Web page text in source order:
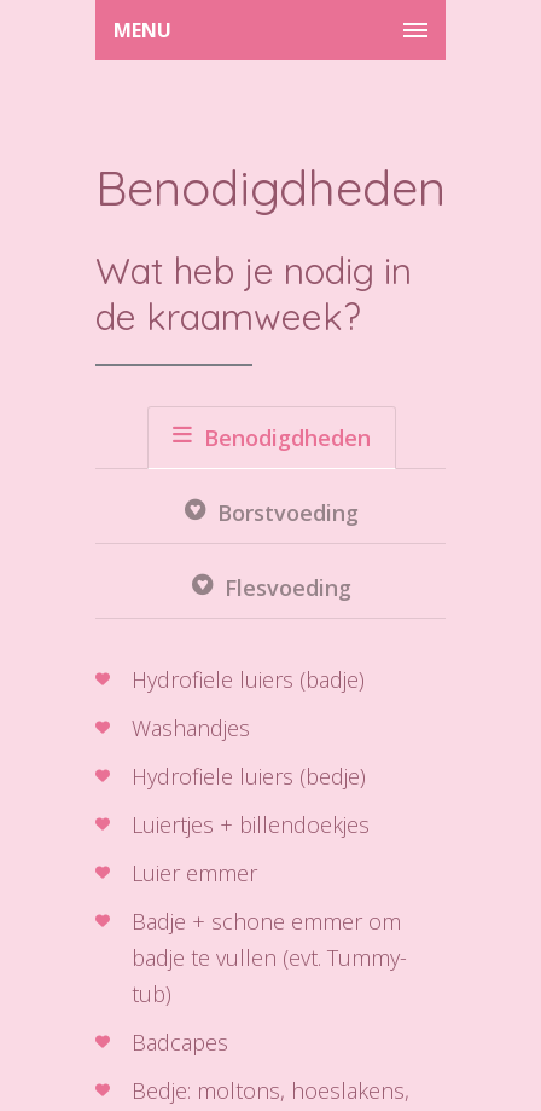
MENU
Benodigdheden
Wat heb je nodig in
de kraamweek?
Benodigdheden
Borstvoeding
Flesvoeding
Hydrofiele luiers (badje)
Washandjes
Hydrofiele luiers (bedje)
Luiertjes + billendoekjes
Luier emmer
Badje + schone emmer om
badje te vullen (evt. Tummy-
tub)
Badcapes
Bedje: moltons, hoeslakens,